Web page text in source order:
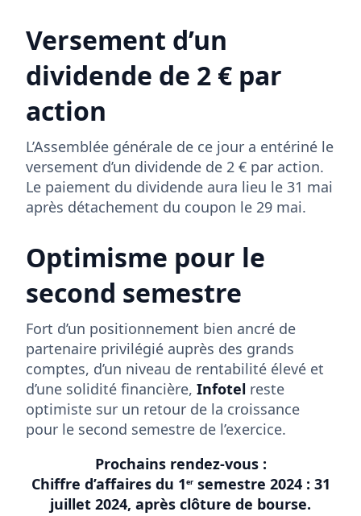
Versement d’un
dividende de 2 € par
action
L’Assemblée générale de ce jour a entériné le
versement d’un dividende de 2 € par action.
Le paiement du dividende aura lieu le 31 mai
après détachement du coupon le 29 mai.
Optimisme pour le
second semestre
Fort d’un positionnement bien ancré de
partenaire privilégié auprès des grands
comptes, d’un niveau de rentabilité élevé et
d’une solidité financière, Infotel reste
optimiste sur un retour de la croissance
pour le second semestre de l’exercice.
Prochains rendez-vous :
Chiffre d’affaires du 1ersemestre 2024 : 31
juillet 2024, après clôture de bourse.